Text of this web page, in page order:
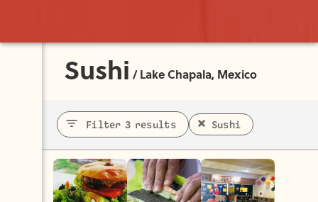
Sushi /Lake Chapala, Mexico
Filter 3 results Sushi